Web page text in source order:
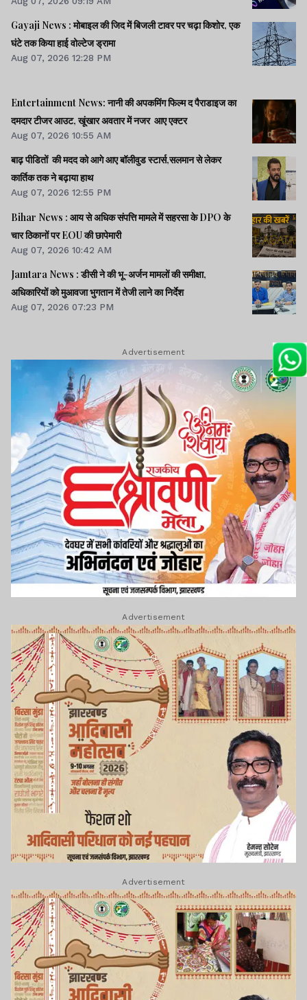
Gayaji News : मोबाइल की जिद में बिजली टावर पर चढ़ा किशोर, एक
घंटे तक किया हाई वोल्टेज ड्रामा
Aug 07, 2026 12:28 PM
Entertainment News: नानी की अपकमिंग फिल्म द पैराडाइज का
दमदार टीजर आउट, खूंखार अवतार में नजर आए एक्टर
Aug 07, 2026 10:55 AM
बाढ़ पीडितों की मदद को आगे आए बॉलीवुड स्टार्स,सलमान से लेकर
कार्तिक तक ने बढ़ाया हाथ
Aug 07, 2026 12:55 PM
Bihar News : आय से अधिक संपत्ति मामले में सहरसा के DPO के
चार ठिकानों पर EOU की छापेमारी
Aug 07, 2026 10:42 AM
Jamtara News : डीसी ने की भू-अर्जन मामलों की समीक्षा,
अधिकारियों को मुआवजा भुगतान में तेजी लाने का निर्देश
Aug 07, 2026 07:23 PM
Advertisement
Advertisement
Advertisement